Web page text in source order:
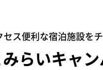
セス便利な宿泊施設を
らいキャン